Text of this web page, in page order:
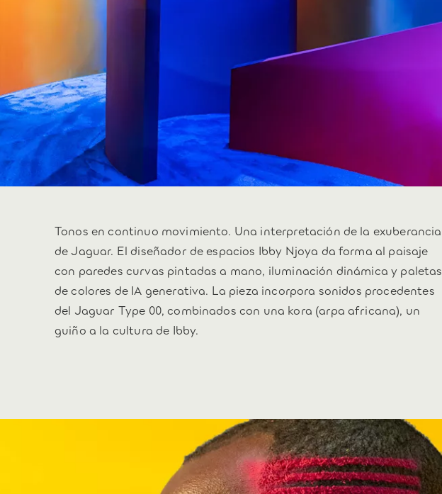
Tonos en continuo movimiento. Una interpretación de la exuberancia
de Jaguar. El diseñador de espacios Ibby Njoya da forma al paisaje
con paredes curvas pintadas a mano, iluminación dinámica y paletas
de colores de IA generativa. La pieza incorpora sonidos procedentes
del Jaguar Type 00, combinados con una kora (arpa africana), un
guiño a la cultura de Ibby.